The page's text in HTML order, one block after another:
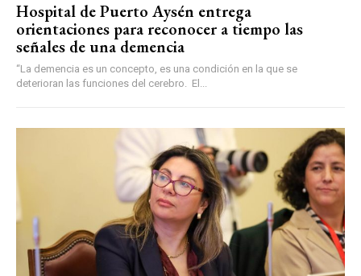
Hospital de Puerto Aysén entrega
orientaciones para reconocer a tiempo las
señales de una demencia
“La demencia es un concepto, es una condición en la que se
deterioran las funciones del cerebro. El...